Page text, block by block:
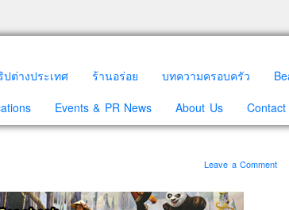
ปต่างประเทศ ร้านอร่อย บทความครอบครัว
Events & PR News About Us
Leave a Comment